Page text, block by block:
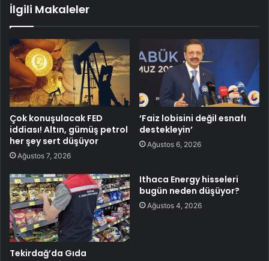
İlgili Makaleler
Çok konuşulacak FED
iddiası! Altın, gümüş petrol
her şey sert düşüyor
Ağustos 7, 2026
‘Faiz lobisini değil esnafı
destekleyin’
Ağustos 6, 2026
Tekirdağ’da Gıda
Ithaca Energy hisseleri
bugün neden düşüyor?
Ağustos 4, 2026